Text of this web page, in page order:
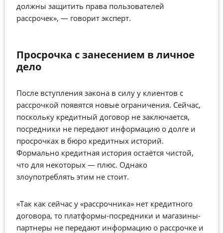
должны защитить права пользователей
рассрочек», — говорит эксперт.
Просрочка с занесением в личное
дело
После вступления закона в силу у клиентов с
рассрочкой появятся новые ограничения. Сейчас,
поскольку кредитный договор не заключается,
посредники не передают информацию о долге и
просрочках в бюро кредитных историй.
Формально кредитная история остаётся чистой,
что для некоторых — плюс. Однако
злоупотреблять этим не стоит.
«Так как сейчас у «рассрочника» нет кредитного
договора, то платформы-посредники и магазины-
партнеры не передают информацию о рассрочке и